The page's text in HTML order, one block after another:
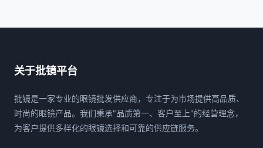
关于批镜平台
批镜是一家专业的眼镜批发供应商，专注于为市场提供高品质、
时尚的眼镜产品。我们秉承"品质第一、客户至上"的经营理念，
为客户提供多样化的眼镜选择和可靠的供应链服务。